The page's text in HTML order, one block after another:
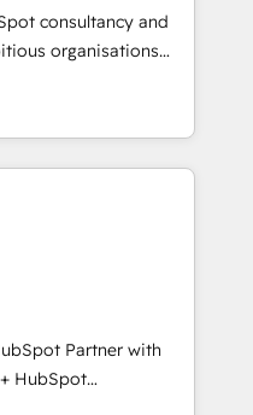
health, education,
make the
and Latin
consultancy and
organisations
intelligence.
Ireland, and
of successful
and enterprise
to design connected
scalable revenue
CRM and data
strategic marketing,
FLAIR framework
Partner with
HubSpot